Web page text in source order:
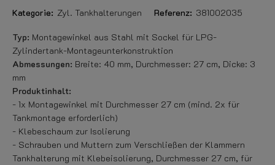
Kategorie: Zyl. Tankhalterungen Referenz: 381002035
Typ: Montagewinkel aus Stahl mit Sockel für LPG-
Zylindertank-Montageunterkonstruktion
Abmessungen: Breite: 40 mm, Durchmesser: 27 cm, Dicke: 3
mm
Produktinhalt:
- 1x Montagewinkel mit Durchmesser 27 cm (mind. 2x für
Tankmontage erforderlich)
- Klebeschaum zur Isolierung
- Schrauben und Muttern zum Verschließen der Klammern
Tankhalterung mit Klebeisolierung, Durchmesser 27 cm, für